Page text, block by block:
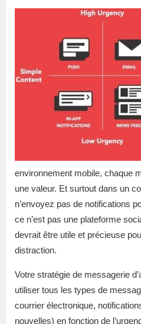
environnement mobile, chaque
une valeur. Et surtout dans un
n’envoyez pas de notifications
ce n’est pas une plateforme
devrait être utile et précieuse
distraction.
Votre stratégie de messagerie
utiliser tous les types de
courrier électronique,
nouvelles) en fonction de